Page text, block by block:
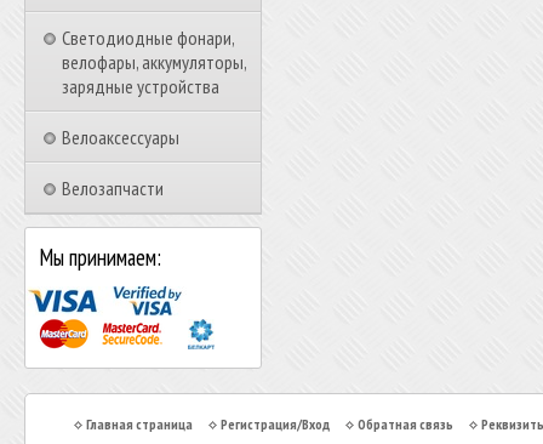
Светодиодные фонари,
велофары, аккумуляторы,
зарядные устройства
Велоаксессуары
Велозапчасти
Мы принимаем:
Главная страница Регистрация/Вход Обратная связь